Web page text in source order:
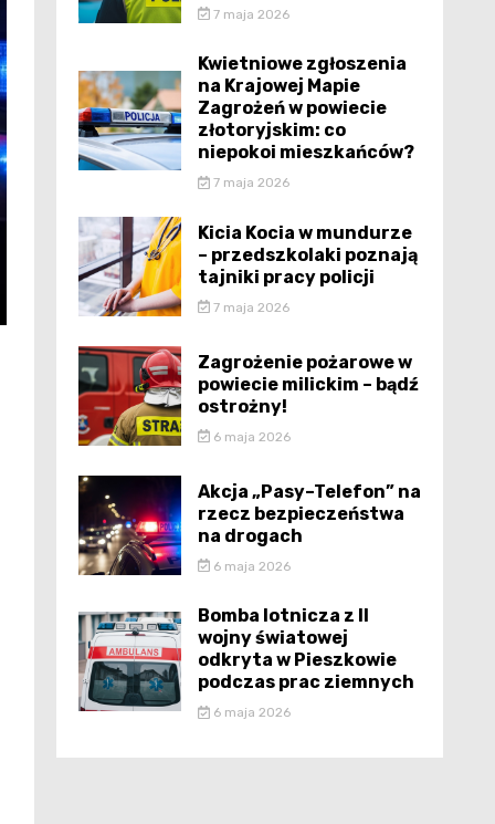
7 maja 2026
Kwietniowe zgłoszenia
na Krajowej Mapie
Zagrożeń w powiecie
złotoryjskim: co
niepokoi mieszkańców?
7 maja 2026
Kicia Kocia w mundurze
– przedszkolaki poznają
tajniki pracy policji
7 maja 2026
Zagrożenie pożarowe w
powiecie milickim – bądź
ostrożny!
6 maja 2026
Akcja „Pasy–Telefon” na
rzecz bezpieczeństwa
na drogach
6 maja 2026
Bomba lotnicza z II
wojny światowej
odkryta w Pieszkowie
podczas prac ziemnych
6 maja 2026